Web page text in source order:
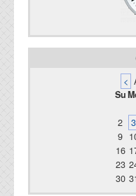
<
Su
2
3
9
16
23
30